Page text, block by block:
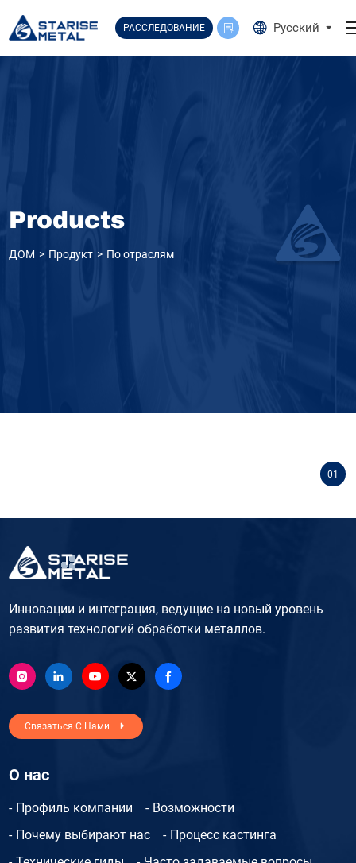
РАССЛЕДОВАНИЕ Русский
Select Language▼
Products
ДОМ Продукт По отраслям
01
Инновации и интеграция, ведущие на новый уровень
развития технологий обработки металлов.
Связаться С Нами
О нас
Профиль компании
Возможности
Почему выбирают нас
Процесс кастинга